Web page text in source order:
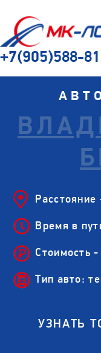
+7(905)588-
Время в
Стоимость
Тип авто:
УЗНАТЬ